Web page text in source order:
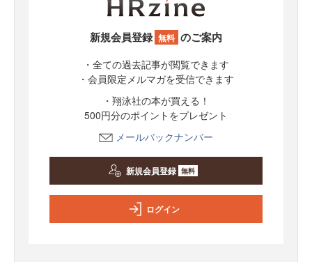
新規会員登録 無料 のご案内
・全ての過去記事が閲覧できます
・会員限定メルマガを受信できます
・翔泳社の本が買える！
500円分のポイントをプレゼント
メールバックナンバー
新規会員登録 無料
ログイン